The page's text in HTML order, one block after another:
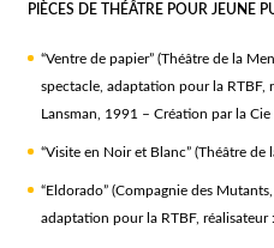
PIÈCES DE THÉÂTRE POUR JEUNE
“Ventre de papier” (Théâtre de la
spectacle, adaptation pour la RTBF,
Lansman, 1991 – Création par la
“Visite en Noir et Blanc” (Théâtre de
“Eldorado” (Compagnie des
adaptation pour la RTBF, réalisateur